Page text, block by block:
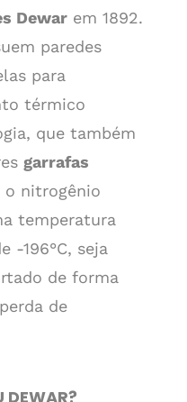
Dewar em 1892.
paredes
para
térmico
que também
garrafas
o nitrogênio
temperatura
-196°C, seja
de forma
de
DEWAR?